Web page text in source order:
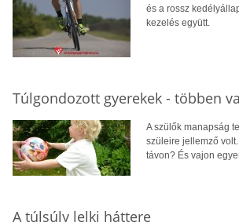
és a rossz
kezelés együtt.
Túlgondozott gyerekek - többen
A szülők manapság
szüleire jellemző
távon? És vajon
A túlsúly lelki háttere